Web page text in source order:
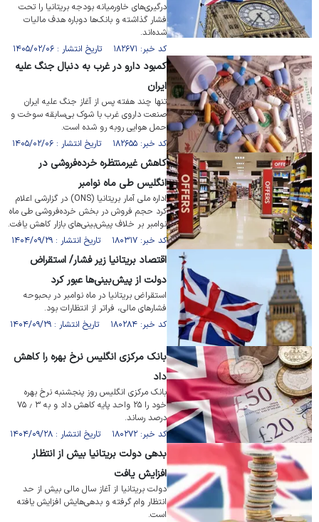
درگیری‌های خاورمیانه بودجه بریتانیا را تحت
فشار گذاشته و بانک‌ها دوباره هدف مالیات
شده‌اند.
کد خبر: ۱۸۲۶۷۱ تاریخ انتشار : ۱۴۰۵/۰۲/۰۶
کمبود دارو در غرب به دنبال جنگ علیه
ایران
تنها چند هفته پس از آغاز جنگ علیه ایران
صنعت داروی غرب با شوک بی‌سابقه سوخت و
حمل هوایی روبه رو شده است.
کد خبر: ۱۸۲۶۵۵ تاریخ انتشار : ۱۴۰۵/۰۲/۰۶
کاهش غیرمنتظره خرده‌فروشی در
انگلیس طی ماه نوامبر
اداره ملی آمار بریتانیا (ONS) در گزارشی اعلام
کرد حجم فروش در بخش خرده‌فروشی طی ماه
نوامبر بر خلاف پیش‌بینی‌های بازار کاهش یافت.
کد خبر: ۱۸۰۳۱۷ تاریخ انتشار : ۱۴۰۴/۰۹/۲۹
اقتصاد بریتانیا زیر فشار/ استقراض
دولت از پیش‌بینی‌ها عبور کرد
استقراض بریتانیا در ماه نوامبر در بحبوحه
فشار‌های مالی، فراتر از انتظارات بود.
کد خبر: ۱۸۰۲۸۴ تاریخ انتشار : ۱۴۰۴/۰۹/۲۹
بانک مرکزی انگلیس نرخ بهره را کاهش
داد
بانک مرکزی انگلیس روز پنجشنبه نرخ بهره
خود را ۲۵ واحد پایه کاهش داد و به ۳ ٫ ۷۵
درصد رساند.
کد خبر: ۱۸۰۲۷۲ تاریخ انتشار : ۱۴۰۴/۰۹/۲۸
بدهی دولت بریتانیا بیش از انتظار
افزایش یافت
دولت بریتانیا از آغاز سال مالی بیش از حد
انتظار وام گرفته و بدهی‌هایش افزایش یافته
است.